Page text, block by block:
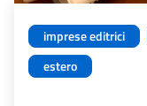
imprese editrici
estero